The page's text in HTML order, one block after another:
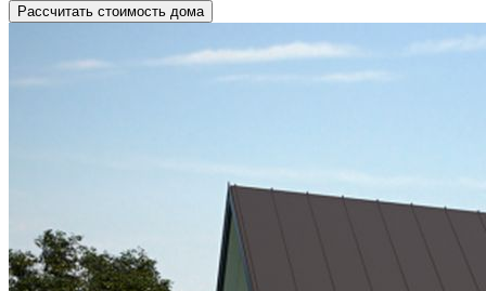
Рассчитать стоимость дома